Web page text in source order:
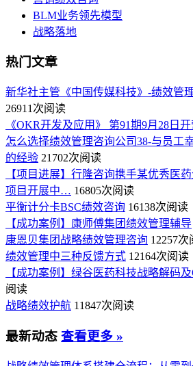
BLM业务领先模型
战略落地
热门文章
新华社主管《中国传媒科技》-绩效管
26911次阅读
《OKR开发及应用》 第91期9月28日开
怎么选择绩效管理咨询公司38-与员工
的经验 21702次阅读
【项目进展】行隆咨询携手某优秀医
项目开展中… 16805次阅读
平衡计分卡BSC绩效咨询 16138次阅读
【成功案例】康师傅集团绩效管理辅导
康恩贝集团战略绩效管理咨询 12257次
绩效管理中三种反馈方式 12164次阅读
【成功案例】绿谷医药科技战略解码
阅读
战略绩效护航 11847次阅读
最新动态 查看更多 »